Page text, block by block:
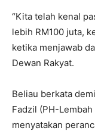
“Kita telah kenal
lebih RM100 juta,
ketika menjawab
Dewan Rakyat.
Beliau berkata
Fadzil (PH-
menyatakan